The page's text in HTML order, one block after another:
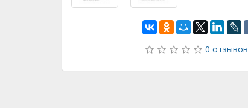
0 отзывов